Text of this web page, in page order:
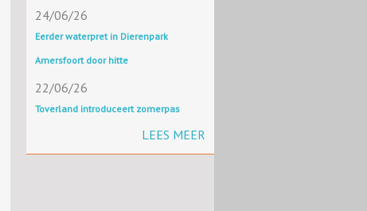
24/06/26
Eerder waterpret in Dierenpark
Amersfoort door hitte
22/06/26
Toverland introduceert zomerpas
LEES MEER